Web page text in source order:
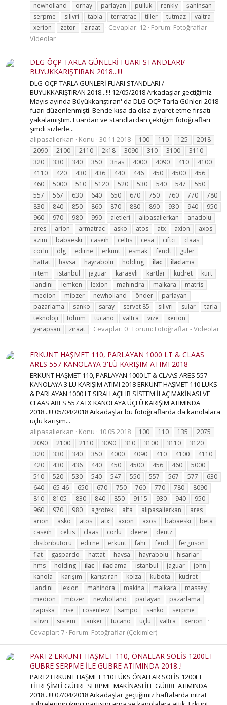
newholland
orhay parlayan pulluk renkly
şahinsan
serpme
silivri tabla terratrac tiller tutmaz
valtra
xerion
zetor ziraat Cevaplar: 12 Forum: Fotoğraflar -
Videolar
DLG-ÖÇP TARLA GÜNLERİ FUARI STANDLARI/
BÜYÜKKARIŞTIRAN 2018...!!!
DLG-ÖÇP TARLA GÜNLERİ FUARI STANDLARI /
BÜYÜKKARIŞTIRAN 2018...!!! 12/05/2018 Arkadaşlar geçtiğimiz
Mayıs ayında Büyükkarıştıran' da DLG-ÖÇP Tarla Günleri 2018
fuarı düzenlenmişti. Bende kısa da olsa ziyaret etme fırsatı
yakalamıştım. Fuardan ve standlardan çektiğim fotoğrafları
şimdi sizlerle...
alipasalierkan
Konu 30.11.2018 100 110 125
2018
2090
2100 2110 2k18 3090 310 3100
3110
320
330 340 350 3nas 4000 4090 410
4100
4110
420 430 436 440 446 450 4500
456
460
5000 510 5120 520 530 540 547
550
557
567 630 640 650 670 750 760 770
780
830
840 850 860 870 880 890 930 940
950
960
970 980 990 aletleri alipasalierkan
anadolu
ares
arion armatrac asko atos atx axion
axos
azim
babaeski caseih celtis cesa ciftci
claas
corlu
dlg edirne erkunt esmak fendt
güler
hattat
havsa hayrabolu holding ilac ilaclama
irtem
istanbul jaguar karaevli kartlar kudret
kurt
landini
lemken lexion mahindra malkara
matris
medion
mibzer newholland önder
parlayan
pazarlama
sanko saray servet 85 silivri sular
tarla
teknoloji
tohum tucano valtra vize
xerion
yarapsan
ziraat Cevaplar: 0 Forum: Fotoğraflar - Videolar
ERKUNT HAŞMET 110, PARLAYAN 1000 LT & CLAAS
ARES 557 KANOLAYA 3'LÜ KARIŞIM ATIMI 2018
ERKUNT HAŞMET 110, PARLAYAN 1000 LT & CLAAS ARES 557
KANOLAYA 3'LÜ KARIŞIM ATIMI 2018 ERKUNT HAŞMET 110 LÜKS
& PARLAYAN 1000 LT SIRALI AÇILIR SİSTEM İLAÇ MAKİNASI VE
CLAAS ARES 557 ATX KANOLAYA ÜÇLÜ KARIŞIM ATIMINDA
2018...!!! 05/04/2018 Arkadaşlar bu fotoğraflarda da kanolalara
üçlü karışım...
alipasalierkan
Konu 10.05.2018 100 110 135
2075
2090
2100 2110 3090 310 3100 3110
3120
320
330 340 350 4000 4090 410 4100
4110
420
430 436 440 450 4500 456 460
5000
510
520 530 540 547 550 557 567 577
630
640
65-46 650 670 750 760 770 780
8090
810
8105 830 840 850 9115 930 940
950
960
970 980 agrotek alfa alipasalierkan
ares
arion
asko atos atx axion axos babaeski
beta
caseih
celtis claas corlu deere
deutz
distbribütörü
edirne erkunt fahr fendt
ferguson
fiat
gaspardo hattat havsa hayrabolu
hisarlar
hms
holding ilac ilaclama istanbul jaguar
john
kanola
karışım karıştıran kolza kubota
kudret
landini
lexion mahindra makina malkara
massey
medion
mibzer newholland parlayan
pazarlama
rapiska
rise rosenlew sampo sanko
serpme
silivri
sistem tanker tucano üçlü valtra xerion
Cevaplar: 7 Forum: Fotoğraflar (Çekimler)
PART2 ERKUNT HAŞMET 110, ÖNALLAR SOLİS 1200LT
GÜBRE SERPME İLE GÜBRE ATIMINDA 2018..!
PART2 ERKUNT HAŞMET 110 LÜKS ÖNALLAR SOLİS 1200LT
TİTREŞİMLİ GÜBRE SERPME MAKİNASI İLE GÜBRE ATIMINDA
2018...!!! 07/04/2018 Arkadaşlar geçtiğimiz haftalarda nitrat